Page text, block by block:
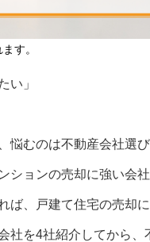
す。
い」
悩むのは不動産会社選び
ョンの売却に強い会
ば、戸建て住宅の売却
社を4社紹介してから